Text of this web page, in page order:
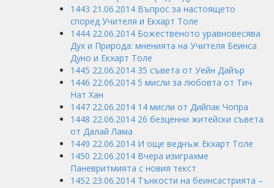
1443 21.06.2014 Въпрос за настоящето
според Учителя и Екхарт Толе
1444 22.06.2014 Божественото уравновесява
Дух и Природа: мненията на Учителя Беинса
Дуно и Екхарт Толе
1445 22.06.2014 35 съвета от Уейн Дайър
1446 22.06.2014 5 мисли за любовта от Тич
Нат Хан
1447 22.06.2014 14 мисли от Дийпак Чопра
1448 22.06.2014 26 безценни житейски съвета
от Далай Лама
1449 22.06.2014 И още веднъж Екхарт Толе
1450 22.06.2014 Вчера изиграхме
Паневритмията с новия текст
1452 23.06.2014 Тънкости на беинсастрията –